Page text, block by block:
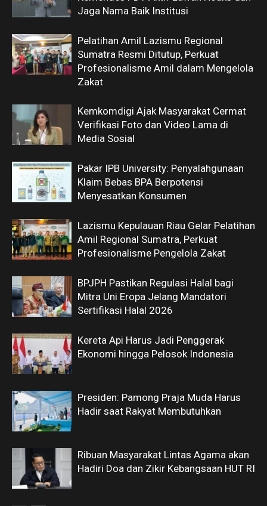
Jaga Nama Baik Institusi
Pelatihan Amil Lazismu Regional
Sumatra Resmi Ditutup, Perkuat
Profesionalisme Amil dalam Mengelola
Zakat
Kemkomdigi Ajak Masyarakat Cermat
Verifikasi Foto dan Video Lama di
Media Sosial
Pakar IPB University: Penyalahgunaan
Klaim Bebas BPA Berpotensi
Menyesatkan Konsumen
Lazismu Kepulauan Riau Gelar Pelatihan
Amil Regional Sumatra, Perkuat
Profesionalisme Pengelola Zakat
BPJPH Pastikan Regulasi Halal bagi
Mitra Uni Eropa Jelang Mandatori
Sertifikasi Halal 2026
Kereta Api Harus Jadi Penggerak
Ekonomi hingga Pelosok Indonesia
Presiden: Pamong Praja Muda Harus
Hadir saat Rakyat Membutuhkan
Ribuan Masyarakat Lintas Agama akan
Hadiri Doa dan Zikir Kebangsaan HUT RI